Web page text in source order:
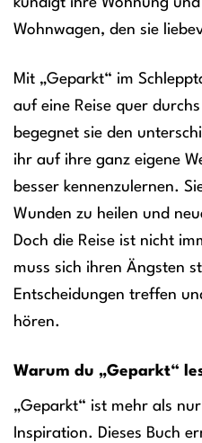
Wohnwagen, den sie
Mit „Geparkt“ im
auf eine Reise quer
begegnet sie den
ihr auf ihre ganz eigene
besser kennenzulernen.
Wunden zu heilen und
Doch die Reise ist nicht
muss sich ihren Ängsten
Entscheidungen treffen
hören.
Warum du „Geparkt“
„Geparkt“ ist mehr als
Inspiration. Dieses Buch